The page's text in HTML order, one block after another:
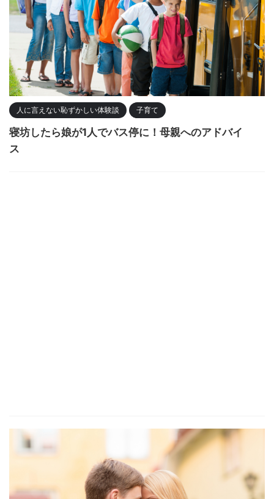
人に言えない恥ずかしい体験談 子育て
寝坊したら娘が1人でバス停に！母親へのアドバイ
ス